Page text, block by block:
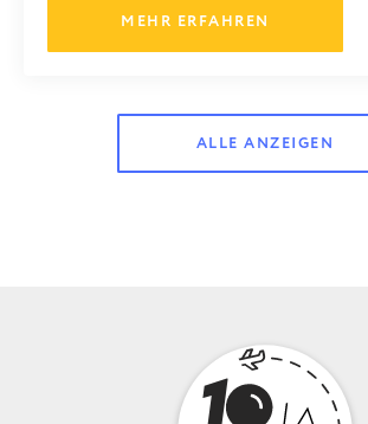
MEHR ERFAHREN
ALLE ANZEIGEN